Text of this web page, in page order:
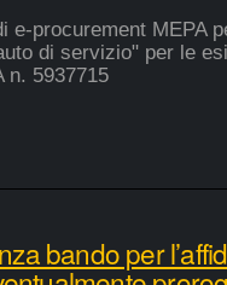
e-procurement MEPA
di servizio" per le
n. 5937715
bando per